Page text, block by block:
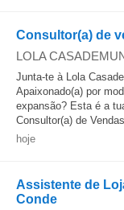
Consultor(a) de
LOLA
Junta-te à Lola
Apaixonado(a) por
expansão? Esta é a
Consultor(a) de
hoje
Assistente de
Conde